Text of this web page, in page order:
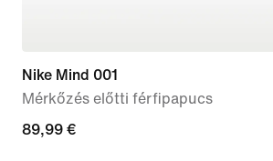
Nike Mind 001
Mérkőzés előtti férfipapucs
89,99
89,99 €